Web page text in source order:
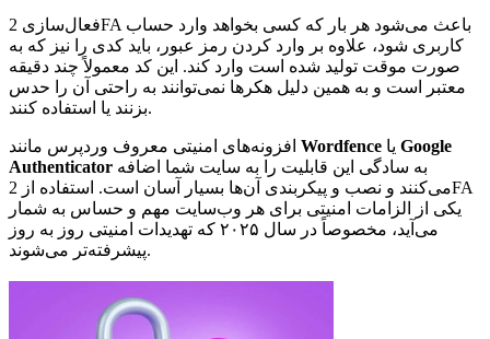
فعال‌سازی 2FA باعث می‌شود هر بار که کسی بخواهد وارد حساب
کاربری شود، علاوه بر وارد کردن رمز عبور، باید کدی را نیز که به
صورت موقت تولید شده است وارد کند. این کد معمولاً چند دقیقه
معتبر است و به همین دلیل هکرها نمی‌توانند به راحتی آن را حدس
بزنند یا استفاده کنند.
Wordfence
Google
Authenticator
می‌کنند و نصب و پیکربندی آن‌ها بسیار آسان است. استفاده از 2FA
یکی از الزامات امنیتی برای هر وب‌سایت مهم و حساس به شمار
می‌آید، مخصوصاً در سال ۲۰۲۵ که تهدیدات امنیتی روز به روز
پیشرفته‌تر می‌شوند.